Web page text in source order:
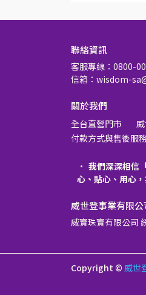
聯絡資訊
客服專線：0800-
信箱：wisdom-
關於我們
全台直營門市
付款方式與售後服務
我們深深相信
心、貼心、用心，
威世登事業有限
威寶珠寶有限公司
Copyright © 威世